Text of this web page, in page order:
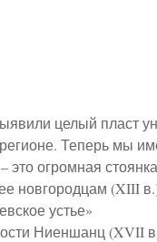
целый пласт
Теперь мы
это огромная
новгородцам (XIII
устье»
Ниеншанц (XVII